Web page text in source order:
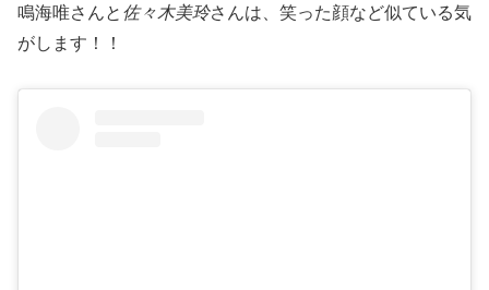
鳴海唯さんと 佐々木美玲さんは、笑った顔など似ている気
がします！！